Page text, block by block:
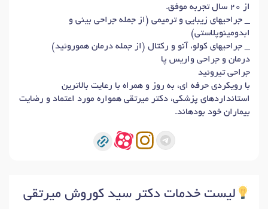
از 20 سال تجربه موفق.
_ جراحیهای زیبایی و ترمیمی (از جمله جراحی بینی و
ابدومینوپلاستی)
_ جراحیهای کولو، آنو و رکتال (از جمله درمان هموروئید)
درمان و جراحی واریس پا
جراحی تیروئید
با رویکردی حرفه ای، به روز و همراه با رعایت بالاترین
استانداردهای پزشکی، دکتر میرتقی همواره مورد اعتماد و رضایت
بیماران خود بودهاند.
لیست خدمات دکتر سید کوروش میرتقی